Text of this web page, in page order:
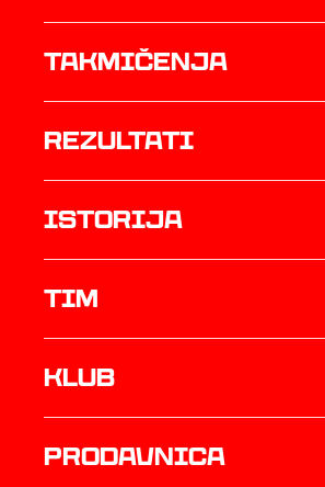
Takmičenja
rezultati
istorija
TIM
Klub
prodavnica